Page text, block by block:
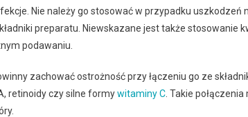
Nie należy go stosować w przypadku uszkodzeń
preparatu. Niewskazane jest także stosowanie
podawaniu.
zachować ostrożność przy łączeniu go ze
retinoidy czy silne formywitaminy C . Takie